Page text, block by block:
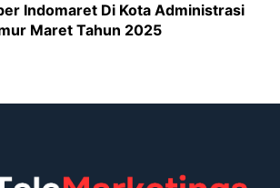
Indomaret Di Kota Administrasi
Maret Tahun 2025